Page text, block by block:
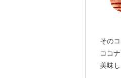
その
ココ
美味